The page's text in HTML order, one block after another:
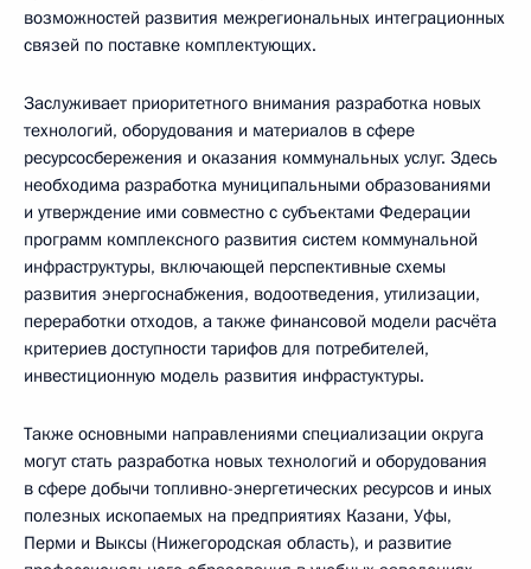
возможностей развития межрегиональных интеграционных
связей по поставке комплектующих.
Заслуживает приоритетного внимания разработка новых
технологий, оборудования и материалов в сфере
ресурсосбережения и оказания коммунальных услуг. Здесь
необходима разработка муниципальными образованиями
и утверждение ими совместно с субъектами Федерации
программ комплексного развития систем коммунальной
инфраструктуры, включающей перспективные схемы
развития энергоснабжения, водоотведения, утилизации,
переработки отходов, а также финансовой модели расчёта
критериев доступности тарифов для потребителей,
инвестиционную модель развития инфрастуктуры.
Также основными направлениями специализации округа
могут стать разработка новых технологий и оборудования
в сфере добычи топливно-энергетических ресурсов и иных
полезных ископаемых на предприятиях Казани, Уфы,
Перми и Выксы (Нижегородская область), и развитие